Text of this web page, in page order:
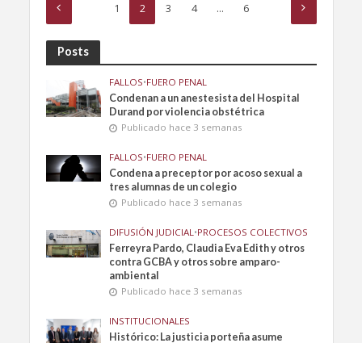
1 2 3 4 … 6
Posts
FALLOS•FUERO PENAL
Condenan a un anestesista del Hospital
Durand por violencia obstétrica
Publicado hace 3 semanas
FALLOS•FUERO PENAL
Condena a preceptor por acoso sexual a
tres alumnas de un colegio
Publicado hace 3 semanas
DIFUSIÓN JUDICIAL •PROCESOS COLECTIVOS
Ferreyra Pardo, Claudia Eva Edith y otros
contra GCBA y otros sobre amparo-
ambiental
Publicado hace 3 semanas
INSTITUCIONALES
Histórico: La justicia porteña asume